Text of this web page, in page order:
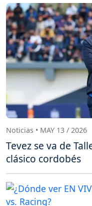
Noticias • MAY 13 / 2026
Tevez se va de
clásico cordobés